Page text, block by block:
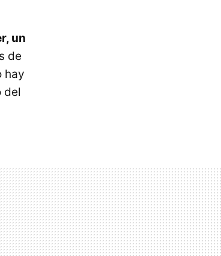
un
de
hay
del